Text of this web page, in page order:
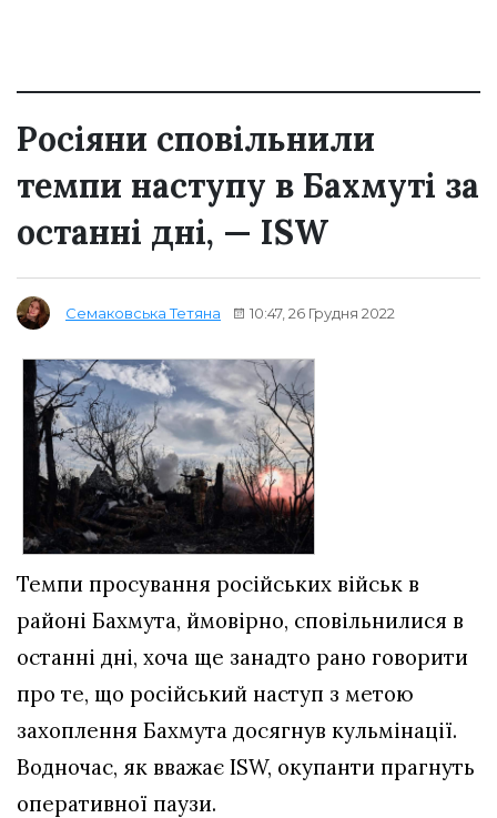
Росіяни сповільнили
темпи наступу в Бахмуті за
останні дні, — ISW
Семаковська Тетяна 10:47, 26 Грудня 2022
Темпи просування російських військ в
районі Бахмута, ймовірно, сповільнилися в
останні дні, хоча ще занадто рано говорити
про те, що російський наступ з метою
захоплення Бахмута досягнув кульмінації.
Водночас, як вважає ISW, окупанти прагнуть
оперативної паузи.